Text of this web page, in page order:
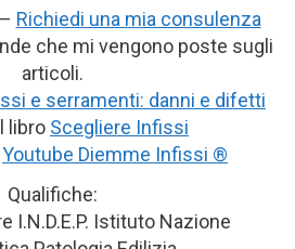
Richiedi una mia consulenza
che mi vengono poste sugli
articoli.
e serramenti: danni e difetti
libro Scegliere Infissi
Youtube Diemme Infissi ®
Qualifiche:
I.N.D.E.P. Istituto Nazione